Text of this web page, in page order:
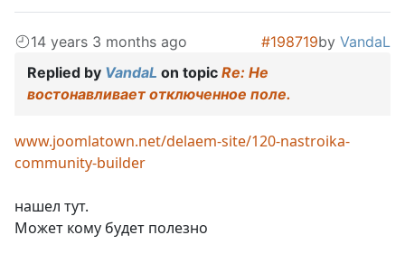
14 years 3 months ago #198719by VandaL
Replied by VandaL on topic Re: Не
востонавливает отключенное поле.
www.joomlatown.net/delaem-site/120-nastroika-
community-builder
нашел тут.
Может кому будет полезно